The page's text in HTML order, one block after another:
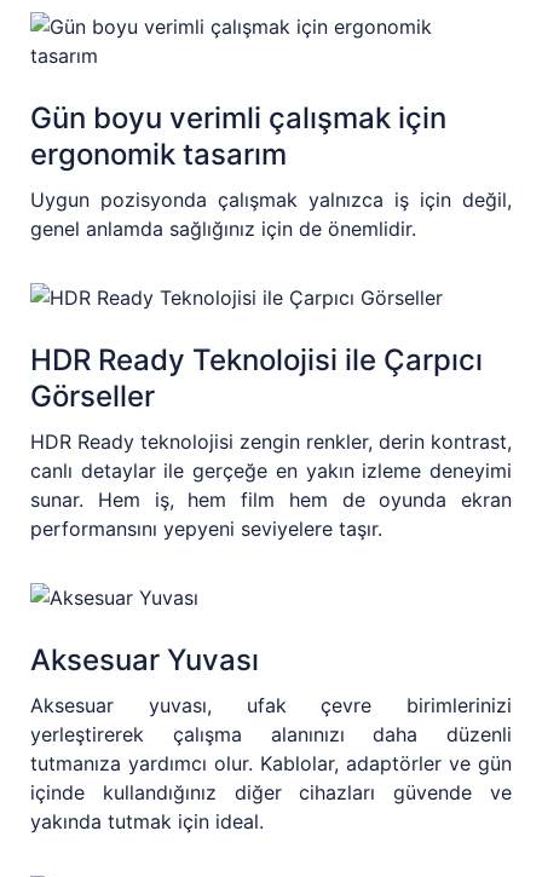
Gün boyu verimli çalışmak için
ergonomik tasarım
Uygun pozisyonda çalışmak yalnızca iş için değil,
genel anlamda sağlığınız için de önemlidir.
HDR Ready Teknolojisi ile Çarpıcı
Görseller
HDR Ready teknolojisi zengin renkler, derin kontrast,
canlı detaylar ile gerçeğe en yakın izleme deneyimi
sunar. Hem iş, hem film hem de oyunda ekran
performansını yepyeni seviyelere taşır.
Aksesuar Yuvası
Aksesuar yuvası, ufak çevre birimlerinizi
yerleştirerek çalışma alanınızı daha düzenli
tutmanıza yardımcı olur. Kablolar, adaptörler ve gün
içinde kullandığınız diğer cihazları güvende ve
yakında tutmak için ideal.